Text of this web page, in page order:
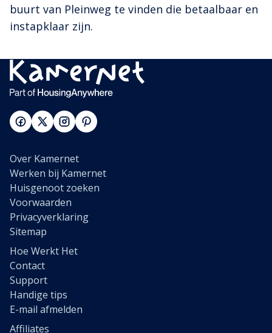
buurt van Pleinweg te vinden die betaalbaar en
instapklaar zijn.
Over Kamernet
Werken bij Kamernet
Huisgenoot zoeken
Voorwaarden
Privacyverklaring
Sitemap
Hoe Werkt Het
Contact
Support
Handige tips
E-mail afmelden
Affiliates